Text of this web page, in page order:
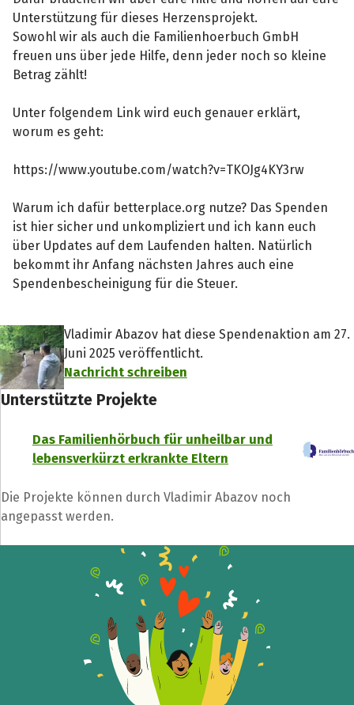
Unterstützung für dieses Herzensprojekt.
Sowohl wir als auch die Familienhoerbuch GmbH
freuen uns über jede Hilfe, denn jeder noch so kleine
Betrag zählt!
Unter folgendem Link wird euch genauer erklärt,
worum es geht:
https://www.youtube.com/watch?v=TKOJg4KY3rw
Warum ich dafür betterplace.org nutze? Das Spenden
ist hier sicher und unkompliziert und ich kann euch
über Updates auf dem Laufenden halten. Natürlich
bekommt ihr Anfang nächsten Jahres auch eine
Spendenbescheinigung für die Steuer.
Vladimir Abazov hat diese Spendenaktion am 27.
Juni 2025 veröffentlicht.
Nachricht schreiben
Unterstützte Projekte
Das Familienhörbuch für unheilbar und
lebensverkürzt erkrankte Eltern
Die Projekte können durch Vladimir Abazov noch
angepasst werden.